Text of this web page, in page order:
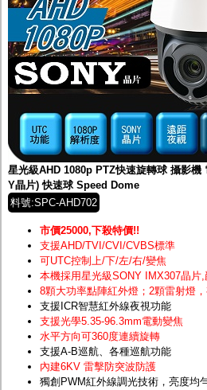
星光級AHD 1080p PTZ快速旋轉球 攝影機
Y晶片) 快速球 Speed Dome
料號:SPC-AHD702
市價25000,下殺特價!!
支援AHD/TVI/CVI/CVBS標準
可UTC控制上/下/左/右/變焦
本機採用星光級SONY IMX307晶片,
8顆大功率點陣紅外燈；2顆雷射燈
支援ICR智慧紅外線夜視功能
支援光學5.35-96.3mm電動變焦
水平方向可360度連續旋轉
支援A-B巡航、各種巡航功能
內建6KV 雷擊防突波防護
獨創PWM紅外線調光技術，亮度均